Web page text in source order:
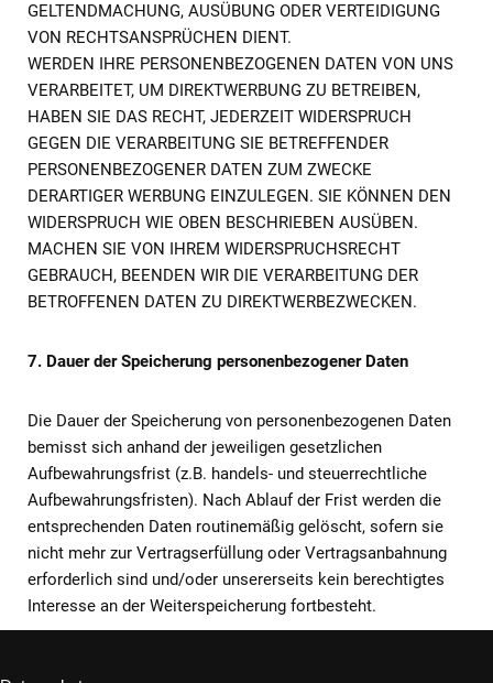
GELTENDMACHUNG, AUSÜBUNG ODER VERTEIDIGUNG
VON RECHTSANSPRÜCHEN DIENT.
WERDEN IHRE PERSONENBEZOGENEN DATEN VON UNS
VERARBEITET, UM DIREKTWERBUNG ZU BETREIBEN,
HABEN SIE DAS RECHT, JEDERZEIT WIDERSPRUCH
GEGEN DIE VERARBEITUNG SIE BETREFFENDER
PERSONENBEZOGENER DATEN ZUM ZWECKE
DERARTIGER WERBUNG EINZULEGEN. SIE KÖNNEN DEN
WIDERSPRUCH WIE OBEN BESCHRIEBEN AUSÜBEN.
MACHEN SIE VON IHREM WIDERSPRUCHSRECHT
GEBRAUCH, BEENDEN WIR DIE VERARBEITUNG DER
BETROFFENEN DATEN ZU DIREKTWERBEZWECKEN.
7. Dauer der Speicherung personenbezogener Daten
Die Dauer der Speicherung von personenbezogenen Daten
bemisst sich anhand der jeweiligen gesetzlichen
Aufbewahrungsfrist (z.B. handels- und steuerrechtliche
Aufbewahrungsfristen). Nach Ablauf der Frist werden die
entsprechenden Daten routinemäßig gelöscht, sofern sie
nicht mehr zur Vertragserfüllung oder Vertragsanbahnung
erforderlich sind und/oder unsererseits kein berechtigtes
Interesse an der Weiterspeicherung fortbesteht.